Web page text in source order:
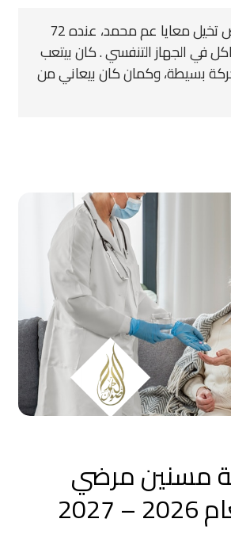
البداية: عن المريض تخيل معايا عم محمد، عنده 72
في الجهاز التنفسي . كان بيتعب
بسيطة، وكمان كان بيعاني من
مسنين مرضي